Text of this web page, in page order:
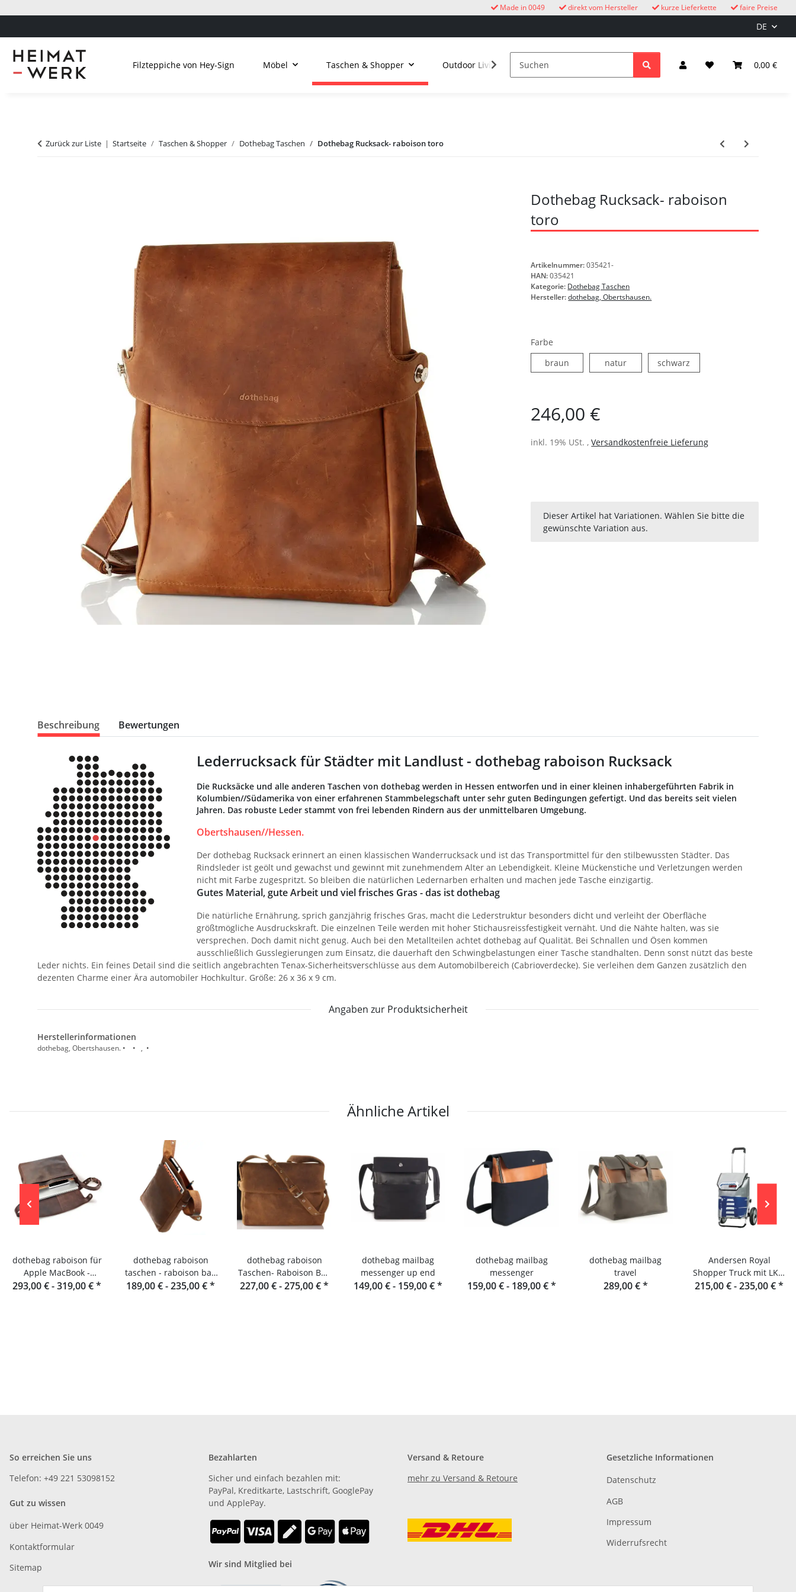
faire Preise
kurze Lieferkette
direkt vom Hersteller
Made in 0049
DE
0,00 €
Filzteppiche von Hey-Sign Möbel Taschen & Shopper Outdoor Living Kuckucksuhren Kinder Licht & Elektro
Zurück zur Liste Startseite Taschen & Shopper Dothebag Taschen Dothebag Rucksack- raboison toro
Dothebag Rucksack- raboison
toro
Artikelnummer:035421-
HAN:035421
Kategorie: Dothebag Taschen
Hersteller:dothebag, Obertshausen.
Farbe
braun
naturnatur schwarz
246,00 €
inkl. 19% USt. ,Versandkostenfreie Lieferung
x
Dieser Artikel hat Variationen. Wählen Sie bitte die
gewünschte Variation aus.
Beschreibung Bewertungen
Lederrucksack für Städter mit Landlust - dothebag raboison Rucksack
Die Rucksäcke und alle anderen Taschen von dothebag werden in Hessen entworfen und in einer kleinen inhabergeführten Fabrik in
Kolumbien//Südamerika von einer erfahrenen Stammbelegschaft unter sehr guten Bedingungen gefertigt. Und das bereits seit vielen
Jahren. Das robuste Leder stammt von frei lebenden Rindern aus der unmittelbaren Umgebung.
Obertshausen//Hessen.
Der dothebag Rucksack erinnert an einen klassischen Wanderrucksack und ist das Transportmittel für den stilbewussten Städter. Das
Rindsleder ist geölt und gewachst und gewinnt mit zunehmendem Alter an Lebendigkeit. Kleine Mückenstiche und Verletzungen werden
nicht mit Farbe zugespritzt. So bleiben die natürlichen Ledernarben erhalten und machen jede Tasche einzigartig.
Gutes Material, gute Arbeit und viel frisches Gras - das ist dothebag
Die natürliche Ernährung, sprich ganzjährig frisches Gras, macht die Lederstruktur besonders dicht und verleiht der Oberfläche
größtmögliche Ausdruckskraft. Die einzelnen Teile werden mit hoher Stichausreissfestigkeit vernäht. Und die Nähte halten, was sie
versprechen. Doch damit nicht genug. Auch bei den Metallteilen achtet dothebag auf Qualität. Bei Schnallen und Ösen kommen
ausschließlich Gusslegierungen zum Einsatz, die dauerhaft den Schwingbelastungen einer Tasche standhalten. Denn sonst nützt das beste
Leder nichts. Ein feines Detail sind die seitlich angebrachten Tenax-Sicherheitsverschlüsse aus dem Automobilbereich (Cabrioverdecke). Sie verleihen dem Ganzen zusätzlich den
dezenten Charme einer Ära automobiler Hochkultur. Größe: 26 x 36 x 9 cm.
Angaben zur Produktsicherheit
Herstellerinformationen
dothebag, Obertshausen. • • , •
Ähnliche Artikel
dothebag raboison für
Apple MacBook -
Notebooktasche Leder
293,00 € -319,00 €*
dothebag raboison
taschen - raboison bag
upend Hochformat toro
189,00 € -235,00 €*
dothebag raboison
Taschen- Raboison Bag
Querformat toro
227,00 € -275,00 €*
dothebag mailbag
messenger up end
149,00 € - 159,00 €*
dothebag mailbag
messenger
159,00 € - 189,00 €*
dothebag mailbag
travel
289,00 €*
Andersen Royal
Shopper Truck mit LKW
Plane
215,00 € -235,00 €*
So erreichen Sie uns
Telefon: +49 221 53098152
Gut zu wissen
über Heimat-Werk 0049
Kontaktformular
Sitemap
Bezahlarten
Sicher und einfach bezahlen mit:
PayPal, Kreditkarte, Lastschrift, GooglePay
und ApplePay.
Wir sind Mitglied bei
Versand & Retoure
mehr zu Versand & Retoure
Gesetzliche Informationen
Datenschutz
AGB
Impressum
Widerrufsrecht